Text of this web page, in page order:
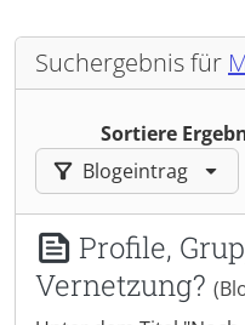
Suchergebnis für
Sortiere
Ergebnisse filtern
Blogeintrag
Profile,
Vernetzung?